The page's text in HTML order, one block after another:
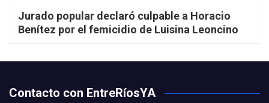
Jurado popular declaró culpable a Horacio
Benítez por el femicidio de Luisina Leoncino
Contacto con EntreRíosYA